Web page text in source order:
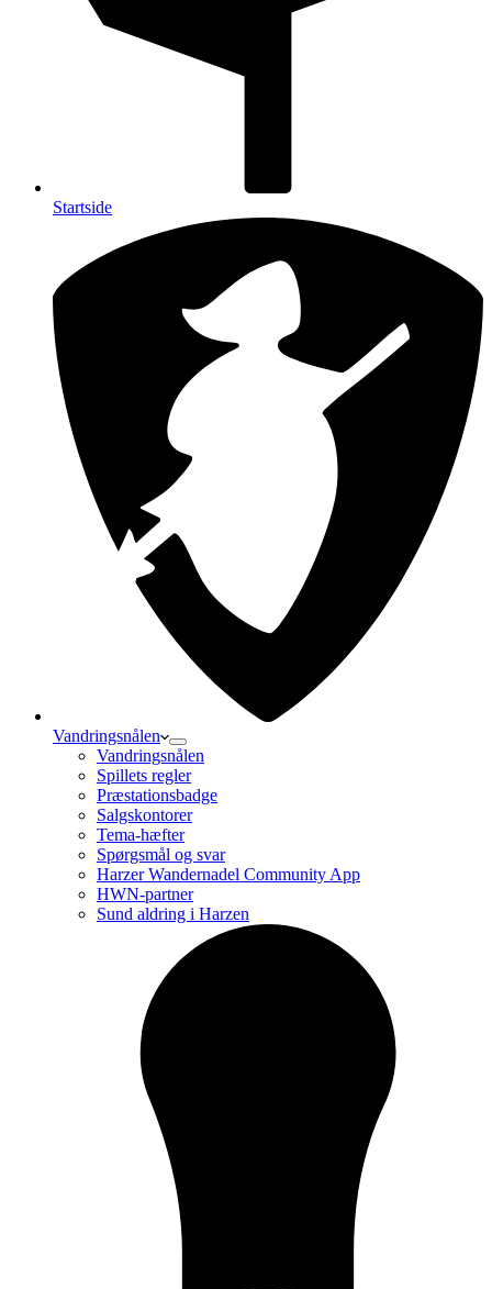
Startside
Vandringsnålen
Vandringsnålen
Spillets regler
Præstationsbadge
Salgskontorer
Tema-hæfter
Spørgsmål og svar
Harzer Wandernadel Community App
HWN-partner
Sund aldring i Harzen